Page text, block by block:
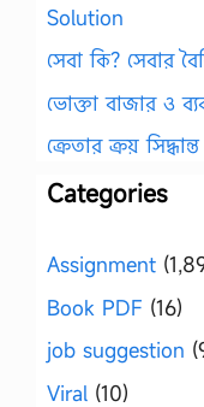
Solution
সেবা কি? সেবার
ভোক্তা বাজার ও
ক্রেতার ক্রয়
Categories
Assignment
Book PDF (16)
job suggestion
Viral (10)